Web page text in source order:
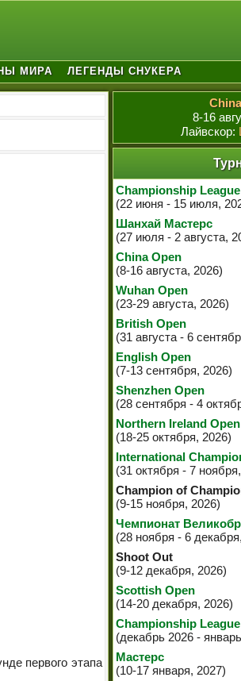
МИРА ЛЕГЕНДЫ СНУКЕРА
первого этапа
8-16
Лайвскор:
Championship League
(22 июня - 15 июля,
Шанхай Мастерс
(27 июля - 2 августа,
China Open
(8-16 августа, 2026)
Wuhan Open
(23-29 августа, 2026)
British Open
(31 августа - 6
English Open
(7-13 сентября, 2026)
Shenzhen Open
(28 сентября - 4
Northern Ireland Open
(18-25 октября, 2026)
International
(31 октября - 7
Champion of
(9-15 ноября, 2026)
Чемпионат
(28 ноября - 6
Shoot Out
(9-12 декабря, 2026)
Scottish Open
(14-20 декабря, 2026)
Championship League
(декабрь 2026 -
Мастерс
(10-17 января, 2027)